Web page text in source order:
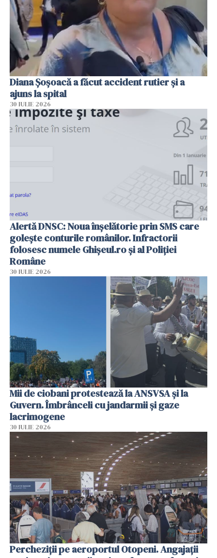
Diana Șoșoacă a făcut accident rutier și a
ajuns la spital
30 IULIE 2026
Alertă DNSC: Noua înșelătorie prin SMS care
golește conturile românilor. Infractorii
folosesc numele Ghișeul.ro și al Poliției
Române
30 IULIE 2026
Mii de ciobani protestează la ANSVSA și la
Guvern. Îmbrânceli cu jandarmii și gaze
lacrimogene
30 IULIE 2026
Percheziții pe aeroportul Otopeni. Angajații